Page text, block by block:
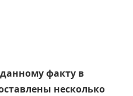
факту в
несколько